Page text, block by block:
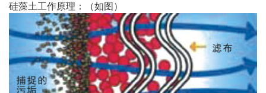
硅藻土工作原理：（如图）